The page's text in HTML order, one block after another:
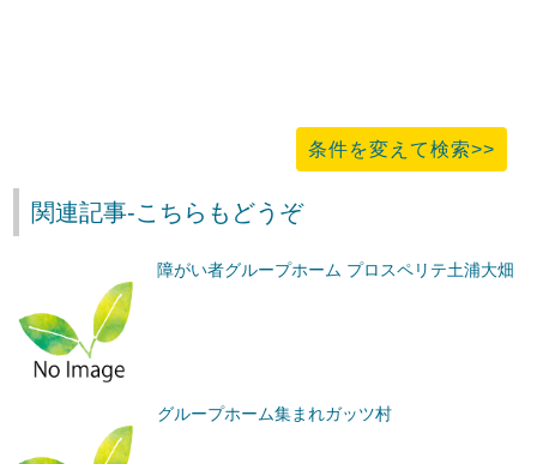
条件を変えて検索>>
関連記事-こちらもどうぞ
障がい者グループホーム プロスペリテ土浦大畑
グループホーム集まれガッツ村